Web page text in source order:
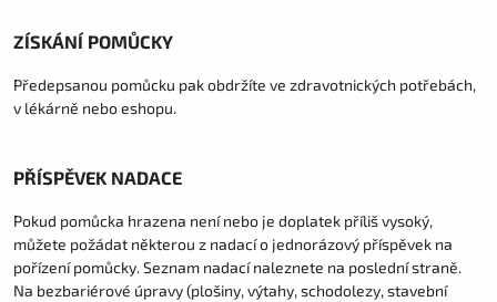
ZÍSKÁNÍ POMŮCKY
Předepsanou pomůcku pak obdržíte ve zdravotnických potřebách,
v lékárně nebo eshopu.
PŘÍSPĚVEK NADACE
Pokud pomůcka hrazena není nebo je doplatek příliš vysoký,
můžete požádat některou z nadací o jednorázový příspěvek na
pořízení pomůcky. Seznam nadací naleznete na poslední straně.
Na bezbariérové úpravy (plošiny, výtahy, schodolezy, stavební